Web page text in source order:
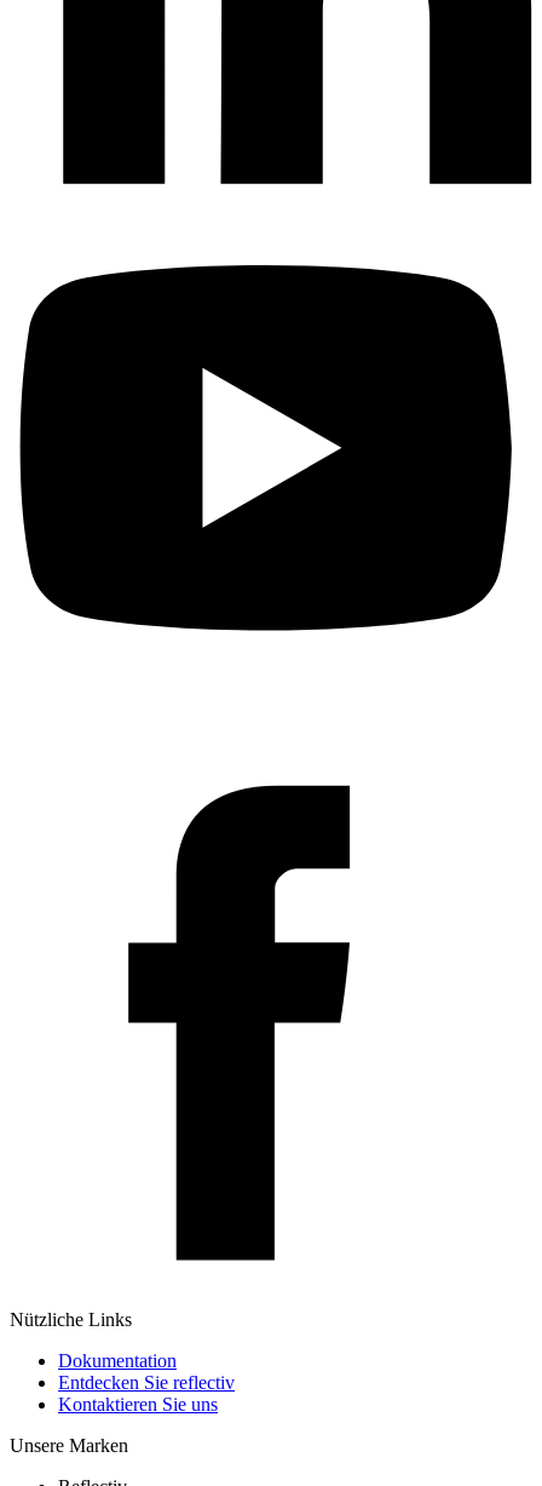
Nützliche Links
Dokumentation
Entdecken Sie reflectiv
Kontaktieren Sie uns
Unsere Marken